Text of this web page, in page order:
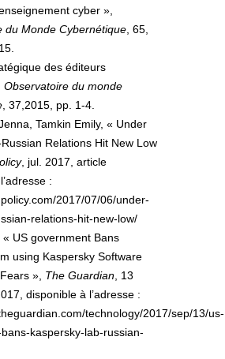
cyber »,
du Monde Cybernétique , 65,
des éditeurs
Observatoire du monde
, 37,2015, pp. 1-4.
Tamkin Emily, « Under
Relations Hit New Low
, jul. 2017, article
:
2017/07/06/under-
relations-hit-new-low/
« US government Bans
using Kaspersky Software
», The Guardian , 13
disponible à l’adresse :
technology/2017/sep/13/us-
kaspersky-lab-russian-